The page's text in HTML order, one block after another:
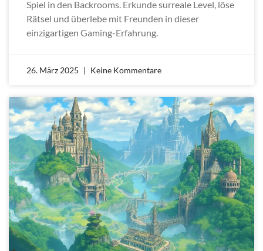
Spiel in den Backrooms. Erkunde surreale Level, löse
Rätsel und überlebe mit Freunden in dieser
einzigartigen Gaming-Erfahrung.
26. März 2025 Keine Kommentare